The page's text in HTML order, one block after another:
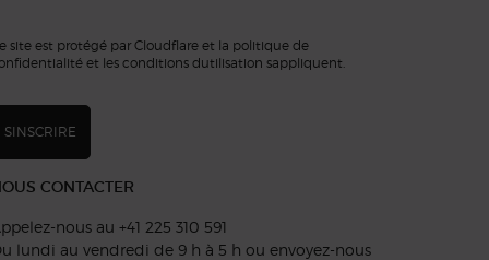
site est protégé par Cloudflare et la politique de
et les conditions dutilisation sappliquent.
SINSCRIRE
CONTACTER
nous au +41 225 310 591
lundi au vendredi de 9 h à 5 h ou envoyez-nous